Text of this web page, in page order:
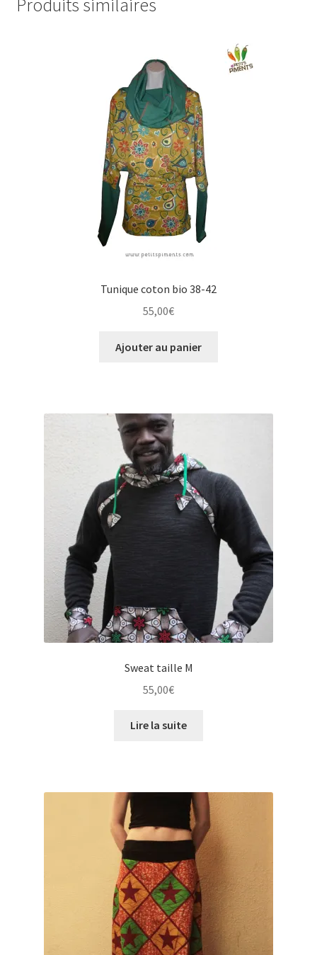
Produits similaires
Tunique coton bio 38-42
55,00€
Ajouter au panier
Sweat taille M
55,00€
Lire la suite